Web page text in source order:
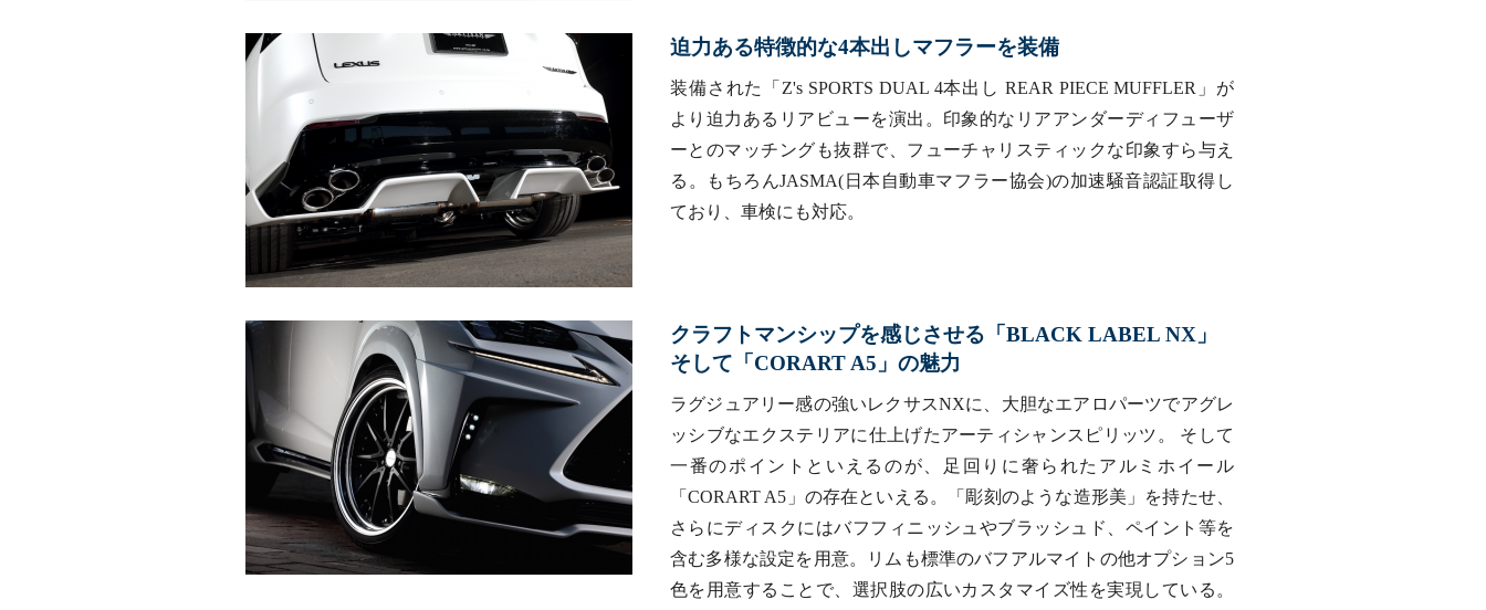
迫力ある特徴的な4本出しマフラーを装備
装備された「Z's SPORTS DUAL 4本出し REAR PIECE MUFFLER」が
より迫力あるリアビューを演出。印象的なリアアンダーディフューザ
ーとのマッチングも抜群で、フューチャリスティックな印象すら与え
る。もちろんJASMA(日本自動車マフラー協会)の加速騒音認証取得し
ており、車検にも対応。
クラフトマンシップを感じさせる「BLACK LABEL NX」
そして「CORART A5」の魅力
ラグジュアリー感の強いレクサスNXに、大胆なエアロパーツでアグレ
ッシブなエクステリアに仕上げたアーティシャンスピリッツ。 そして
一番のポイントといえるのが、足回りに奢られたアルミホイール
「CORART A5」の存在といえる。「彫刻のような造形美」を持たせ、
さらにディスクにはバフフィニッシュやブラッシュド、ペイント等を
含む多様な設定を用意。リムも標準のバフアルマイトの他オプション5
色を用意することで、選択肢の広いカスタマイズ性を実現している。